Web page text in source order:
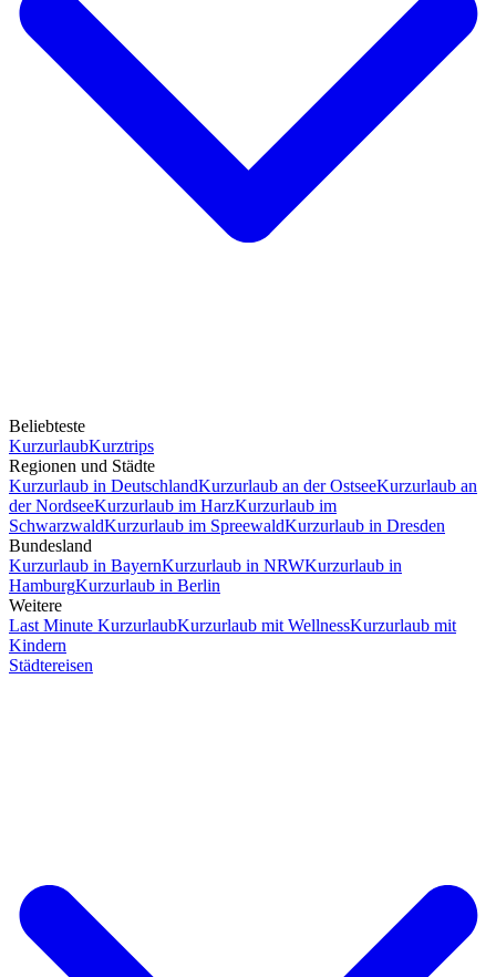
Beliebteste
KurzurlaubKurztrips
Regionen und Städte
Kurzurlaub in DeutschlandKurzurlaub an der OstseeKurzurlaub an
der NordseeKurzurlaub im HarzKurzurlaub im
SchwarzwaldKurzurlaub im SpreewaldKurzurlaub in Dresden
Bundesland
Kurzurlaub in BayernKurzurlaub in NRWKurzurlaub in
HamburgKurzurlaub in Berlin
Weitere
Last Minute KurzurlaubKurzurlaub mit WellnessKurzurlaub mit
Kindern
Städtereisen